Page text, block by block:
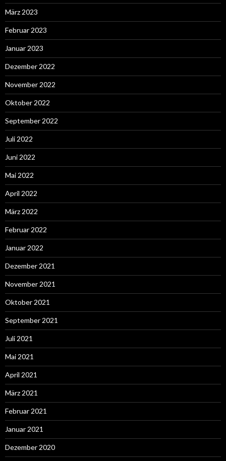
März 2023
Februar 2023
Januar 2023
Dezember 2022
November 2022
Oktober 2022
September 2022
Juli 2022
Juni 2022
Mai 2022
April 2022
März 2022
Februar 2022
Januar 2022
Dezember 2021
November 2021
Oktober 2021
September 2021
Juli 2021
Mai 2021
April 2021
März 2021
Februar 2021
Januar 2021
Dezember 2020